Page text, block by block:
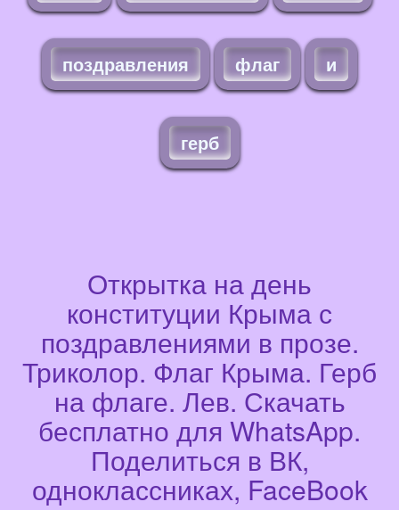
поздравления флаг и
герб
Открытка на день
конституции Крыма с
поздравлениями в прозе.
Триколор. Флаг Крыма. Герб
на флаге. Лев. Скачать
бесплатно для WhatsApp.
Поделиться в ВК,
одноклассниках, FaceBook